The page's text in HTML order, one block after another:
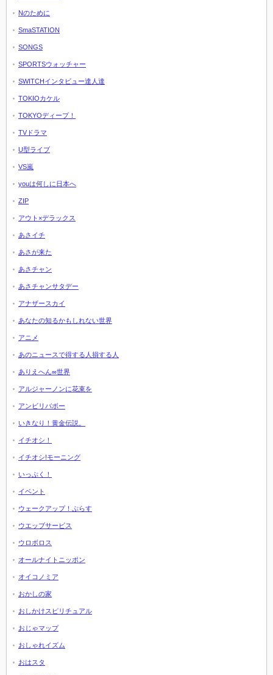
Nのために
SmaSTATION
SONGS
SPORTSウォッチャー
SWITCHインタビュー達人達
TOKIOカケル
TOKYOディープ！
TVドラマ
U型ライブ
VS嵐
youは何しに日本へ
ZIP
アウト×デラックス
あさイチ
あさが来た
あさチャン
あさチャンサタデー
アナザースカイ
あなたの知るかもしれない世界
アニメ
あのニュースで得する人損する人
ありえへん∞世界
アルジャーノンに花束を
アンビリバボー
いきなり！黄金伝説。
イチオシ！
イチオシ!モーニング
いっぷく！
イベント
ウェークアップ！ぷらす
ウエッブサービス
ウロボロス
オールナイトニッポン
オイコノミア
おかしの家
おしかけスピリチュアル
おじゃマップ
おしゃれイズム
おはスタ